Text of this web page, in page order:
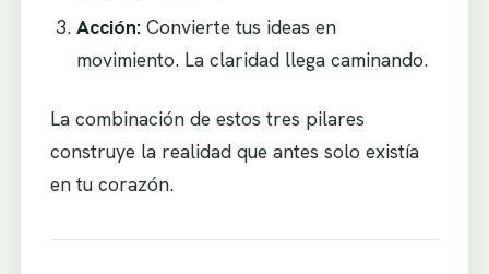
Acción: Convierte tus ideas en
movimiento. La claridad llega caminando.
La combinación de estos tres pilares
construye la realidad que antes solo existía
en tu corazón.